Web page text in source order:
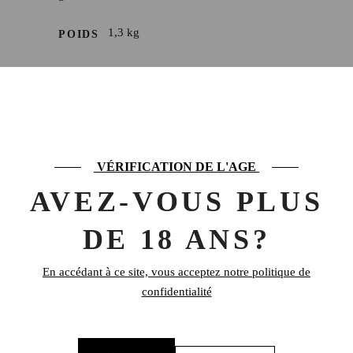
VÉRIFICATION DE L'AGE
AVEZ-VOUS PLUS
DE 18 ANS?
En accédant à ce site, vous acceptez notre politique de
confidentialité
POIDS 1,3 kg